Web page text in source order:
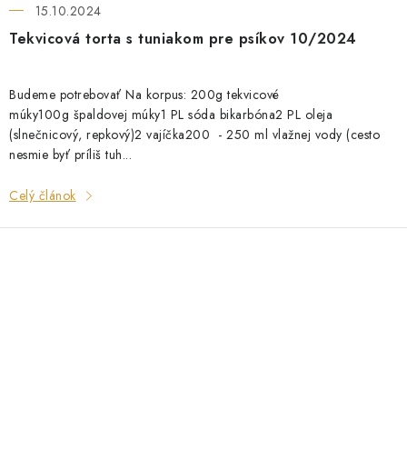
Tekvicová torta s tuniakom pre psíkov 10/2024
15.10.2024
Budeme potrebovať Na korpus: 200g tekvicové
múky100g špaldovej múky1 PL sóda bikarbóna2 PL oleja
(slnečnicový, repkový)2 vajíčka200 - 250 ml vlažnej vody (cesto
nesmie byť príliš tuh...
Celý článok